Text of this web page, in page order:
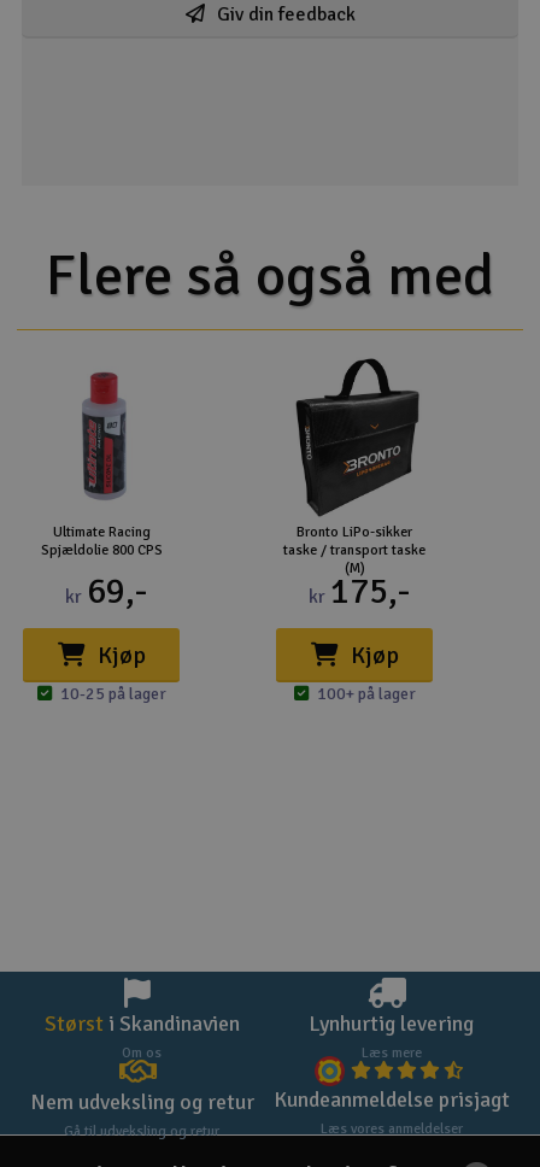
Giv din feedback
Flere så også med
Ultimate Racing
Spjældolie 800 CPS
kr 69,-
Kjøp
10-25 på lager
Bronto LiPo-sikker
taske / transport taske
(M)
kr 175,-
Kjøp
100+ på lager
Størst i Skandinavien
Om os
Lynhurtig levering
Læs mere
Nem udveksling og retur
Gå til udveksling og retur
Kundeanmeldelse prisjagt
Læs vores anmeldelser